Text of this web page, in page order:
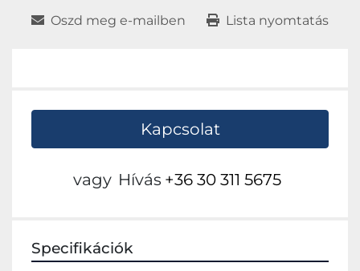
Oszd meg e-mailben Lista nyomtatás
Kapcsolat
vagy Hívás +36 30 311 5675
Specifikációk